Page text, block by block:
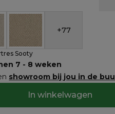
- Chartres Sooty
- Althea Off White
Cosytica - Althea Chalk
All Weather Cosytica -
+77
Sooty
7 - 8 weken
showroom bij jou in de
In winkelwagen